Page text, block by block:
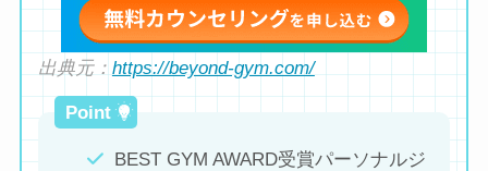
出典元： https://beyond-gym.com/
BEST GYM AWARD受賞パーソナルジ